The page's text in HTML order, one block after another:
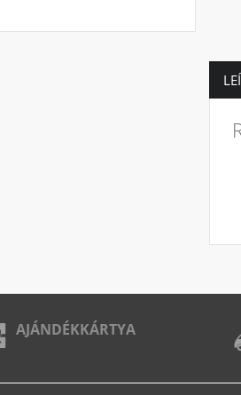
AJÁNDÉKKÁRTYA